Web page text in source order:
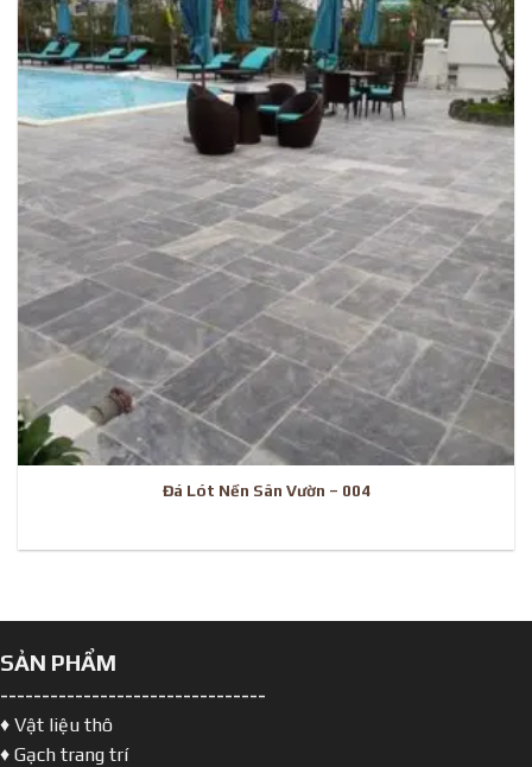
Đá Lót Nền Sân Vườn – 004
SẢN PHẨM
--------------------------------
♦ Vật liệu thô
♦ Gạch trang trí